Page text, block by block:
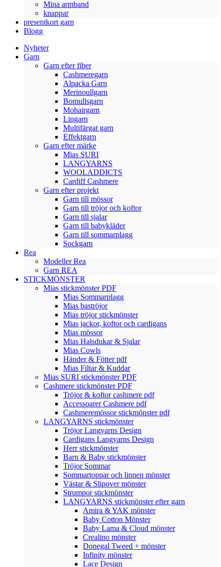
Mina armband
knappar
presentkort garn
Blogg
Nyheter
Garn
Garn efter fiber
Cashmeregarn
Alpacka Garn
Merinoullgarn
Bomullsgarn
Mohairgarn
Lingarn
Multifärgat garn
Effektgarn
Garn efter märke
Mias SURI
LANGYARNS
WOOLADDICTS
Cardiff Cashmere
Garn efter projekt
Garn till mössor
Garn till tröjor och koftor
Garn till sjalar
Garn till babykläder
Garn till sommarplagg
Sockgarn
Rea
Modeller Rea
Garn REA
STICKMÖNSTER
Mias stickmönster PDF
Mias Sommarplagg
Mias baströjor
Mias tröjor stickmönster
Mias jackor, koftor och cardigans
Mias mössor
Mias Halsdukar & Sjalar
Mias Cowls
Händer & Fötter pdf
Mias Filtar & Kuddar
Mias SURI stickmönster PDF
Cashmere stickmönster PDF
Tröjor & koftor cashmere pdf
Accessoarer Cashmere pdf
Cashmeremössor stickmönster pdf
LANGYARNS stickmönster
Tröjor Langyarns Design
Cardigans Langyarns Design
Herr stickmönster
Barn & Baby stickmönster
Tröjor Sommar
Sommartoppar och linnen mönster
Västar & Slipover mönster
Strumpor stickmönster
LANGYARNS stickmönster efter garn
Amira & YAK mönster
Baby Cotton Mönster
Baby Lama & Cloud mönster
Crealino mönster
Donegal Tweed + mönster
Infinity mönster
Lace Design